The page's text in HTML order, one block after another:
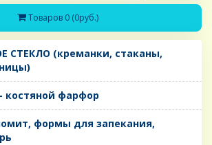
Товаров 0 (0руб.)
СТЕКЛО (креманки, стаканы,
костяной фарфор
формы для запекания,